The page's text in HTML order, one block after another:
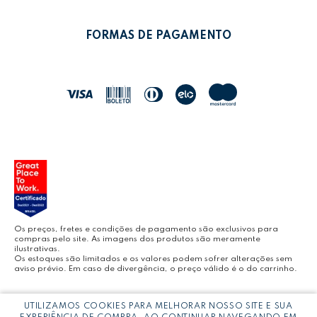
POLÍTICA DE TROCAS
BLOG LEONORA
FORMAS DE PAGAMENTO
Os preços, fretes e condições de pagamento são exclusivos para
compras pelo site. As imagens dos produtos são meramente
ilustrativas.
Os estoques são limitados e os valores podem sofrer alterações sem
aviso prévio. Em caso de divergência, o preço válido é o do carrinho.
Copyright © LEONORA COMERCIO INTERNACIONAL LTDA - CNPJ:
03.064.692/0005-53
UTILIZAMOS COOKIES PARA MELHORAR NOSSO SITE E SUA